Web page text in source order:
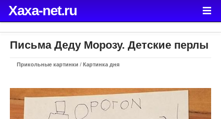
Xaxa-net.ru
Письма Деду Морозу. Детские перлы
Прикольные картинки / Картинка дня